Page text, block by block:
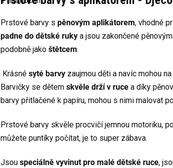
5,0
z
5
hvězdiček.
Prstové barvy s pěnovým aplikátorem, vhodné
padne do dětské ruky a jsou zakončené
podobně jako štětcem.
Krásné syté barvy zaujmou děti a navíc mohou
Barvičky se dětem skvěle drží v ruce a díky
barvy přitlačené k papíru, mohou s nimi malovat
Prstové barvy skvěle procvičí jemnou motoriku,
můžete puntíky počítat, je to super zábava.
Jsou speciálně vyvinut pro malé dětské ruce,